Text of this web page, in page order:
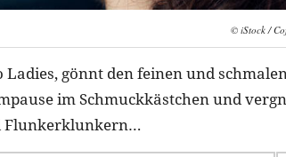
© iStock /
Ladies, gönnt den feinen und
im Schmuckkästchen und
Flunkerklunkern…